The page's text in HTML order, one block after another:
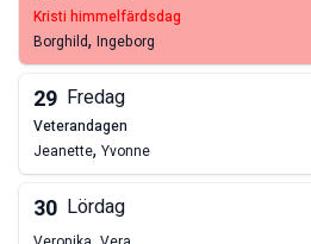
kristi himmelfärdsdag
Borghild, Ingeborg
29 Fredag
veterandagen
Jeanette, Yvonne
30 Lördag